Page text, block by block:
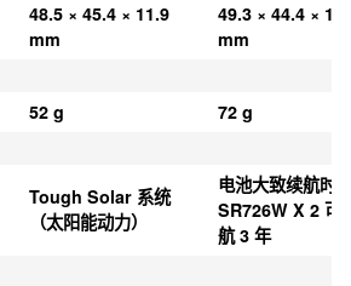
48.5 × 45.4 × 11.9
mm
49.3 × 44.4 ×
mm
52 g
72 g
Tough Solar 系统
（太阳能动力）
电池大致续航时
SR726W X 2 可
航 3 年